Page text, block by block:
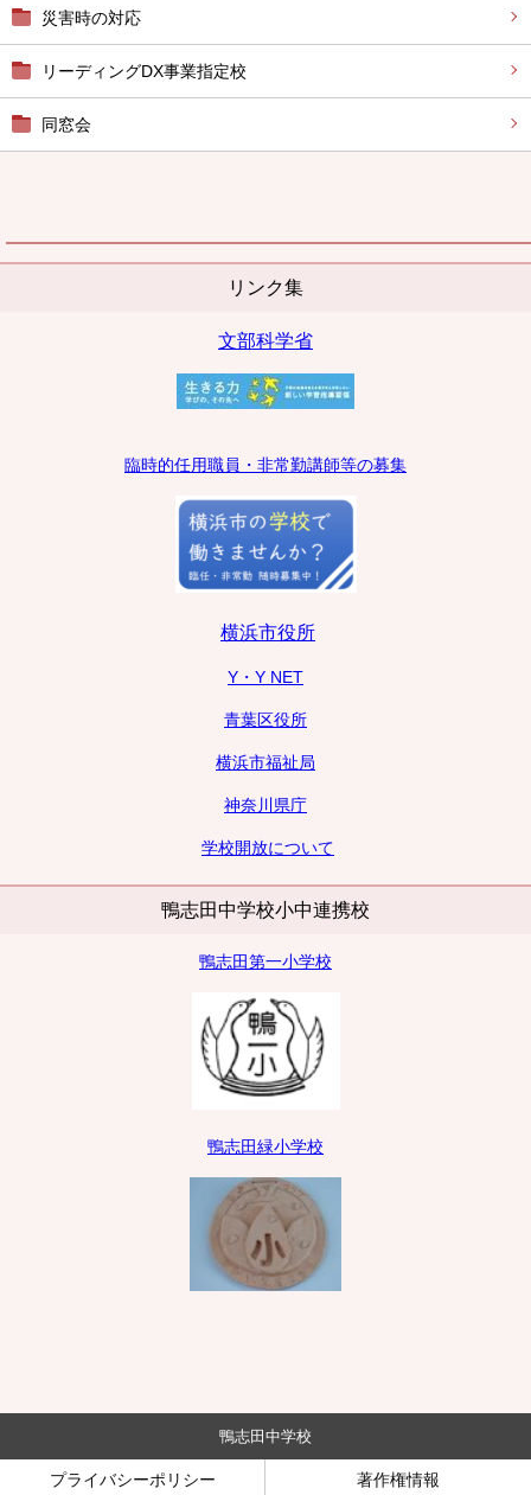
災害時の対応
リーディングDX事業指定校
同窓会
リンク集
文部科学省
臨時的任用職員・非常勤講師等の募集
横浜市役所
Y・Y NET
青葉区役所
横浜市福祉局
神奈川県庁
学校開放について
鴨志田中学校小中連携校
鴨志田第一小学校
鴨志田緑小学校
鴨志田中学校
プライバシーポリシー 著作権情報